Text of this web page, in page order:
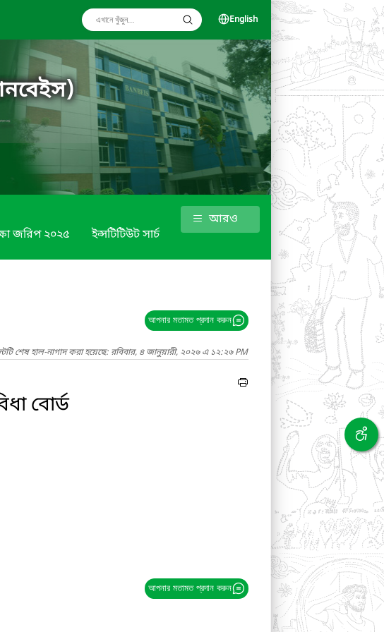
English
জরিপ ২০২৫ ইন্সটিটিউট সার্চ
আরও
আপনার মতামত প্রদান করুন
শেষ হাল-নাগাদ করা হয়েছে: রবিবার, ৪ জানুয়ারী, ২০২৬ এ ১২:২৬ PM
বোর্ড
আপনার মতামত প্রদান করুন